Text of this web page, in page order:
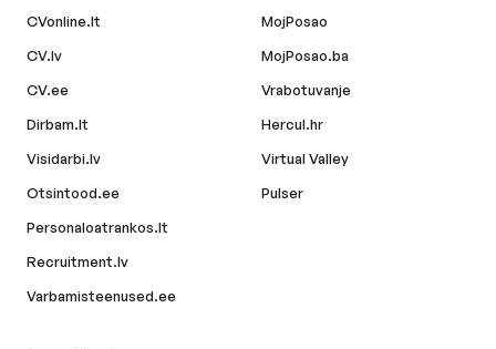
CVonline.lt
CV.lv
CV.ee
Dirbam.lt
Visidarbi.lv
Otsintood.ee
Personaloatrankos.lt
Recruitment.lv
Varbamisteenused.ee
MojPosao
MojPosao.ba
Vrabotuvanje
Hercul.hr
Virtual Valley
Pulser